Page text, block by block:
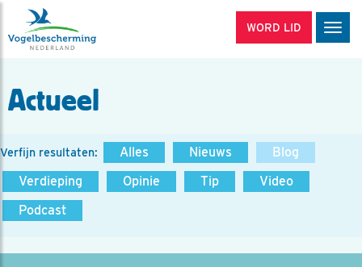
WORD LID
Actueel
Verfijn resultaten: Alles Nieuws
Blog
Verdieping
Opinie Tip
Video
Podcast